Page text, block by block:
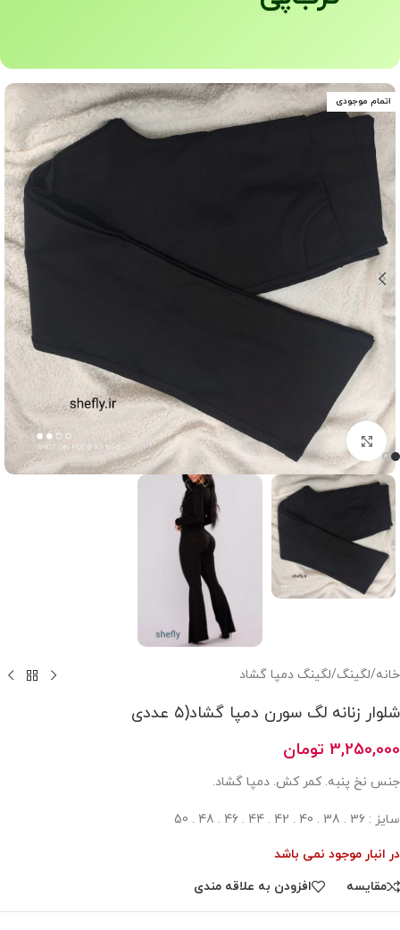
اتمام موجودی
بزرگنمایی تصویر
خانه/لگینگ/لگینگ دمپا گشاد
شلوار زنانه لگ سورن دمپا گشاد(۵ عددی
3,250,000 تومان
جنس نخ پنبه. کمر کش. دمپا گشاد.
سایز : 36 . 38 . 40 . 42 . 44 . 46 . 48 . 50
در انبار موجود نمی باشد
مقایسه
افزودن به علاقه مندی